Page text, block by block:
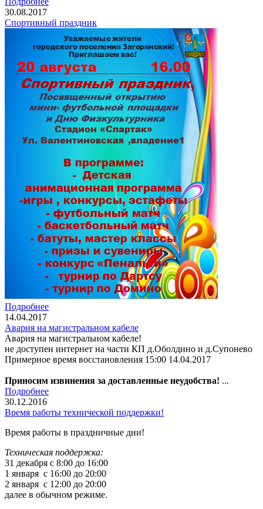
30.08.2017
Спортивный праздник
Подробнее
14.04.2017
Авария на магистральном кабеле
Авария на магистральном кабеле!
не доступен интернет на части КП д.Оболдино и д.Супонево
Примерное время восстановления 15:00 14.04.2017
Приносим извинения за доставленные неудобства! ...
Подробнее
30.12.2016
Время работы технической поддержки!
Время работы в праздничные дни!
Техническая поддержка:
31 декабря с 8:00 до 16:00
1 января с 16:00 до 20:00
2 января с 12:00 до 20:00
далее в обычном режиме.